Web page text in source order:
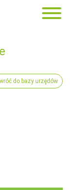
do bazy urzędów